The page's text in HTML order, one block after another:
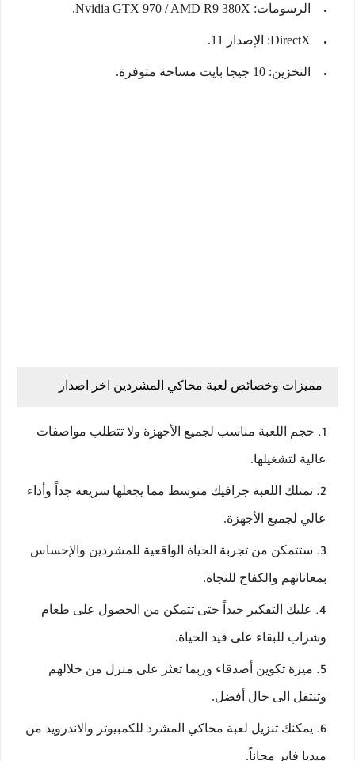
الرسومات: Nvidia GTX 970 / AMD R9 380X.
DirectX: الإصدار 11.
التخزين: 10 جيجا بايت مساحة متوفرة.
مميزات وخصائص لعبة محاكي المشردين اخر اصدار
حجم اللعبة مناسب لجميع الأجهزة ولا تتطلب مواصفات
عالية لتشغيلها.
تمتلك اللعبة جرافيك متوسط مما يجعلها سريعة جداً وأداء
عالي لجميع الأجهزة.
ستتمكن من تجربة الحياة الواقعية للمشردين والإحساس
بمعاناتهم والكفاح للنجاة.
عليك التفكير جيداً حتى تتمكن من الحصول على طعام
وشراب للبقاء على قيد الحياة.
ميزة تكوين أصدقاء وربما تعثر على منزل من خلالهم
وتنتقل الى حال أفضل.
يمكنك تنزيل لعبة محاكي المشرد للكمبيوتر والاندرويد من
ميديا فاير مجاناً.